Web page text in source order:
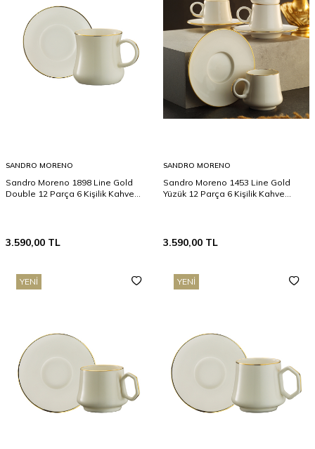
SANDRO MORENO
Sandro Moreno 1898 Line Gold
Double 12 Parça 6 Kişilik Kahve
3.590,00 TL
SANDRO MORENO
Sandro Moreno 1453 Line Gold
Yüzük 12 Parça 6 Kişilik Kahve
3.590,00 TL
YENI YENI